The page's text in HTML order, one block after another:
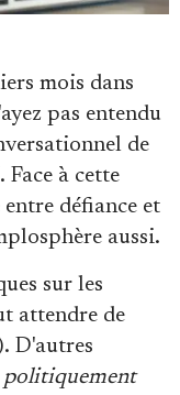
mois dans
pas entendu
de
à cette
défiance et
aussi.
sur les
attendre de
D'autres
politiquement